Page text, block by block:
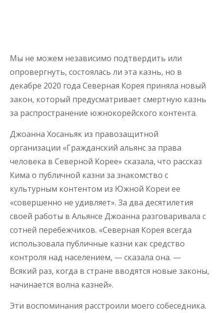
Мы не можем независимо подтвердить или
опровергнуть, состоялась ли эта казнь, но в
декабре 2020 года Северная Корея приняла новый
закон, который предусматривает смертную казнь
за распространение южнокорейского контента.
Джоанна Хосаньяк из правозащитной
организации «Гражданский альянс за права
человека в Северной Корее» сказала, что рассказ
Кима о публичной казни за знакомство с
культурным контентом из Южной Кореи ее
«совершенно не удивляет». За два десятилетия
своей работы в Альянсе Джоанна разговаривала с
сотней перебежчиков. «Северная Корея всегда
использовала публичные казни как средство
контроля над населением, — сказала она. —
Всякий раз, когда в стране вводятся новые законы,
начинается волна казней».
Эти воспоминания расстроили моего собеседника.